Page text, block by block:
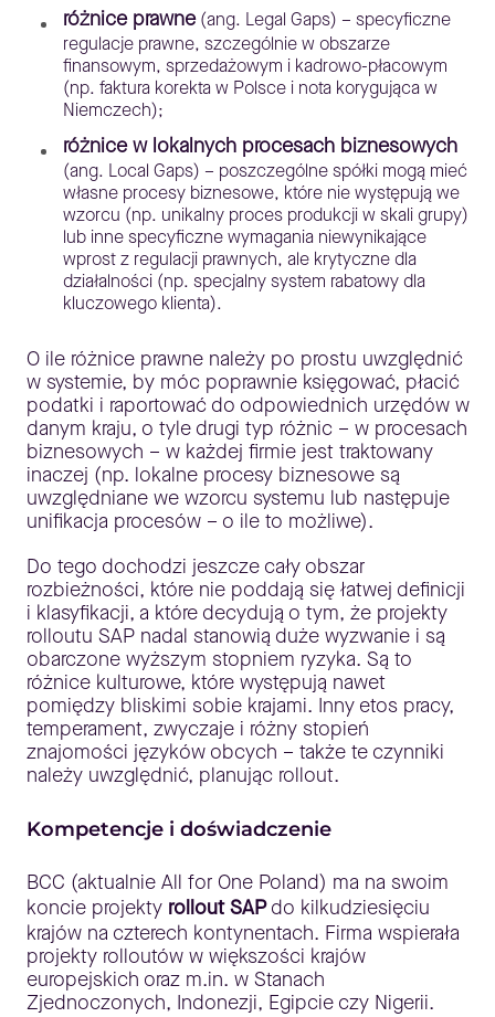
różnice prawne(ang. Legal Gaps) – specyficzne
regulacje prawne, szczególnie w obszarze
finansowym, sprzedażowym i kadrowo-płacowym
(np. faktura korekta w Polsce i nota korygująca w
Niemczech);
różnice w lokalnych procesach biznesowych
(ang. Local Gaps) – poszczególne spółki mogą mieć
własne procesy biznesowe, które nie występują we
wzorcu (np. unikalny proces produkcji w skali grupy)
lub inne specyficzne wymagania niewynikające
wprost z regulacji prawnych, ale krytyczne dla
działalności (np. specjalny system rabatowy dla
kluczowego klienta).
O ile różnice prawne należy po prostu uwzględnić
w systemie, by móc poprawnie księgować, płacić
podatki i raportować do odpowiednich urzędów w
danym kraju, o tyle drugi typ różnic – w procesach
biznesowych – w każdej firmie jest traktowany
inaczej (np. lokalne procesy biznesowe są
uwzględniane we wzorcu systemu lub następuje
unifikacja procesów – o ile to możliwe).
Do tego dochodzi jeszcze cały obszar
rozbieżności, które nie poddają się łatwej definicji
i klasyfikacji, a które decydują o tym, że projekty
rolloutu SAP nadal stanowią duże wyzwanie i są
obarczone wyższym stopniem ryzyka. Są to
różnice kulturowe, które występują nawet
pomiędzy bliskimi sobie krajami. Inny etos pracy,
temperament, zwyczaje i różny stopień
znajomości języków obcych – także te czynniki
należy uwzględnić, planując rollout.
Kompetencje i doświadczenie
BCC (aktualnie All for One Poland) ma na swoim
koncie projekty rollout SAPdo kilkudziesięciu
krajów na czterech kontynentach. Firma wspierała
projekty rolloutów w większości krajów
europejskich oraz m.in. w Stanach
Zjednoczonych, Indonezji, Egipcie czy Nigerii.